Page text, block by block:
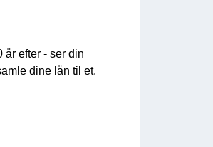
år efter - ser din
dine lån til et.